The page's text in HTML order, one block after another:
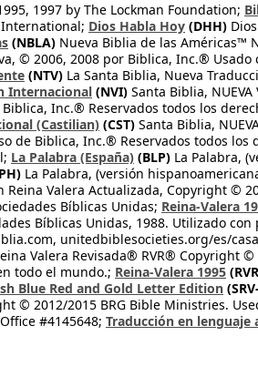
1997 by The Lockman Foundation;
International; Dios Habla Hoy (DHH)
(NBLA) Nueva Biblia de las Américas™
© 2006, 2008 por Biblica, Inc.®
(NTV) La Santa Biblia, Nueva
Internacional (NVI) Santa Biblia,
Inc.® Reservados todos los
(Castilian) (CST) Santa Biblia,
de Biblica, Inc.® Reservados todos los
La Palabra (España) (BLP) La Palabra,
La Palabra, (versión
Reina Valera Actualizada, Copyright ©
Bíblicas Unidas; Reina-Valera
Bíblicas Unidas, 1988. Utilizado
unitedbiblesocieties.org/es/
Valera Revisada® RVR® Copyright
todo el mundo.; Reina-Valera 1995
Blue Red and Gold Letter Edition
© 2012/2015 BRG Bible Ministries.
#4145648; Traducción en lenguaje